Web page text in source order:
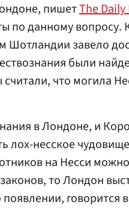
пишетThe Daily
по данному вопросу.
Шотландии завело
были
что могила
в Лондоне, и
лох-несское
на Несси
то Лондон
говорится